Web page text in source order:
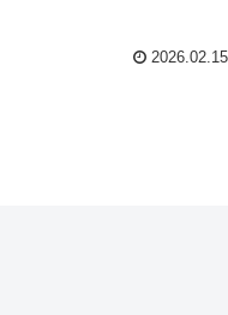
2026.02.15